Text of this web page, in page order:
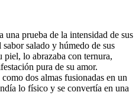
prueba de la intensidad de sus
salado y húmedo de sus
piel, lo abrazaba con ternura,
pura de su amor.
dos almas fusionadas en un
lo físico y se convertía en una